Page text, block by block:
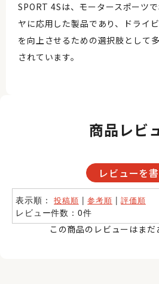
SPORT 4Sは、モータースポーツ
ヤに応用した製品であり、ドライ
を向上させるための選択肢として
されています。
商品レビ
レビューを
表示順：投稿順 |参考順 |評価順
レビュー件数：0件
この商品のレビューはま